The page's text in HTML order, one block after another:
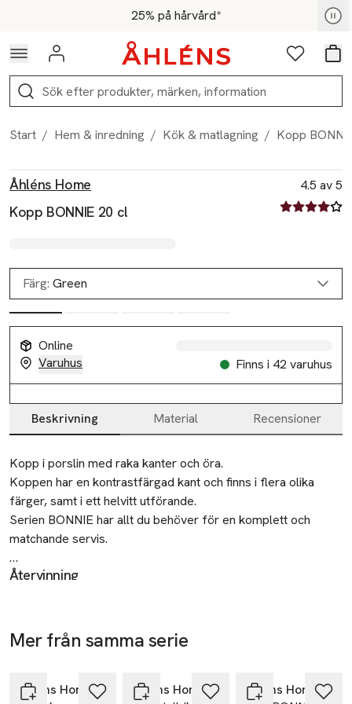
Hoppa till navigationsmenyn25% på hårvård*
För medlemmar - Shoppa nu
Logga in Favoriter
Sök
Start / Hem & inredning / Kök & matlagning / Kopp
Åhléns Home
Kopp BONNIE 20 cl
4.5 av 5
4.5 av fem
Färg: Green
Online
Varuhus
Finns i 42 varuhus
Beskrivning Material Recensioner
Beskrivning
Kopp i porslin med raka kanter och öra.
Koppen har en kontrastfärgad kant och finns i flera olika
färger, samt i ett helvitt utförande.
Serien BONNIE har allt du behöver för en komplett och
matchande servis.
• Kopp i porslin
Mått:
Diameter: 8,5 cm
Återvinning
Åhléns AB
113 43 Stockholm
Mer från samma serie
Åhléns Home
Åhléns Home
Åhléns Home